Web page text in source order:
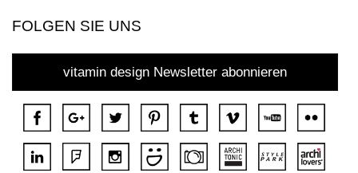
FOLGEN SIE UNS
vitamin design Newsletter abonnieren